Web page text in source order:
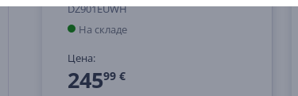
DZ901EUWH
На складе
Цена:
24599 €